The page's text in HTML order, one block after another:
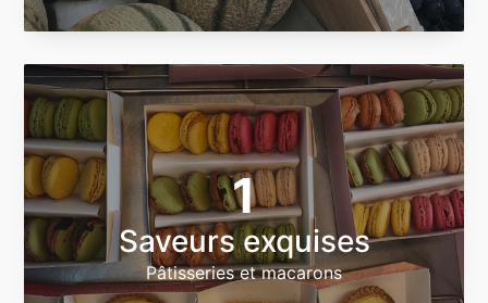
1
Saveurs exquises
Pâtisseries et macarons